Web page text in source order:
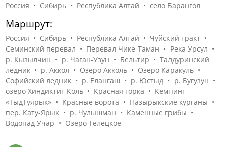
Россия • Сибирь • Республика Алтай • село Барангол
Маршрут:
Россия • Сибирь • Республика Алтай • Чуйский тракт •
Семинский перевал • Перевал Чике-Таман • Река Урсул •
р. Кызылчин • р. Чаган-Узун • Бельтир • Талдуринский
ледник • р. Аккол • Озеро Акколь • Озеро Каракуль •
Софийский ледник • р. Елангаш • р. Юстыд • р. Бугузун •
озеро Хиндиктиг-Коль • Красная горка • Кемпинг
«ТыдТуярык» • Красные ворота • Пазырыкские курганы •
пер. Кату-Ярык • р. Чулышман • Каменные грибы •
Водопад Учар • Озеро Телецкое